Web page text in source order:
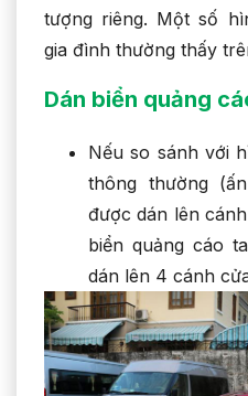
tượng riêng. Một số
gia đình thường thấy
Dán biển quảng
Nếu so sánh với
thông thường
được dán lên
biển quảng cáo
dán lên 4 cánh